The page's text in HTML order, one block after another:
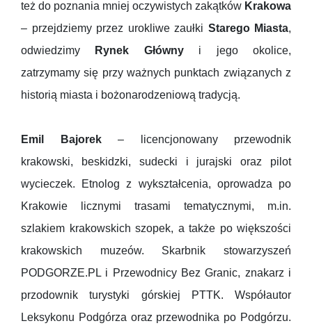
też do poznania mniej oczywistych zakątków Krakowa
– przejdziemy przez urokliwe zaułki Starego Miasta,
odwiedzimy Rynek Głównyi jego okolice,
zatrzymamy się przy ważnych punktach związanych z
historią miasta i bożonarodzeniową tradycją.
Emil Bajorek– licencjonowany przewodnik
krakowski, beskidzki, sudecki i jurajski oraz pilot
wycieczek. Etnolog z wykształcenia, oprowadza po
Krakowie licznymi trasami tematycznymi, m.in.
szlakiem krakowskich szopek, a także po większości
krakowskich muzeów. Skarbnik stowarzyszeń
PODGORZE.PL i Przewodnicy Bez Granic, znakarz i
przodownik turystyki górskiej PTTK. Współautor
Leksykonu Podgórza oraz przewodnika po Podgórzu.